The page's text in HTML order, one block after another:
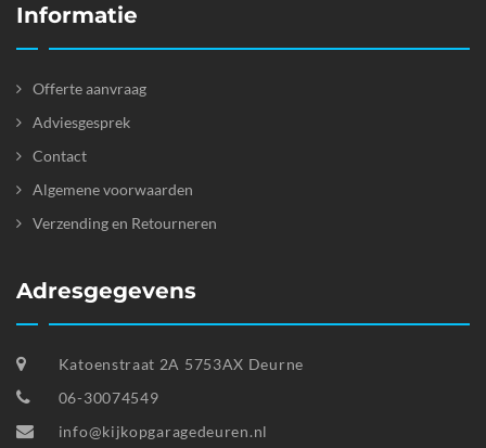
Informatie
Offerte aanvraag
Adviesgesprek
Contact
Algemene voorwaarden
Verzending en Retourneren
Adresgegevens
Katoenstraat 2A 5753AX Deurne
06-30074549
info@kijkopgaragedeuren.nl